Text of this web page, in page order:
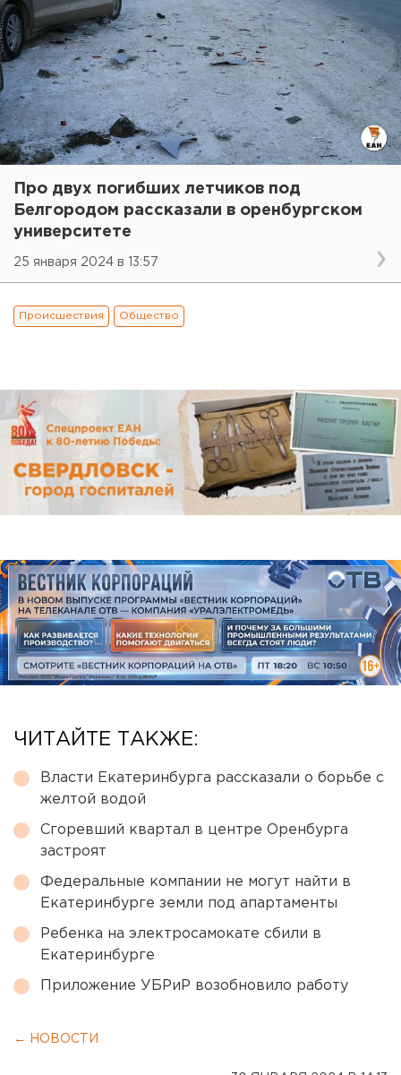
Про двух погибших летчиков под
Белгородом рассказали в оренбургском
университете
25 января 2024 в 13:57
Происшествия Общество
ЧИТАЙТЕ ТАКЖЕ:
Власти Екатеринбурга рассказали о борьбе с
желтой водой
Сгоревший квартал в центре Оренбурга
застроят
Федеральные компании не могут найти в
Екатеринбурге земли под апартаменты
Ребенка на электросамокате сбили в
Екатеринбурге
Приложение УБРиР возобновило работу
← НОВОСТИ